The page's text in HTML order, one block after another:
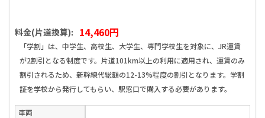
料金(片道換算): 14,460円
「学割」は、中学生、高校生、大学生、専門学校生を対象に、JR運賃
が2割引となる制度です。片道101km以上の利用に適用され、運賃のみ
割引されるため、新幹線代総額の12-13%程度の割引となります。学割
証を学校から発行してもらい、駅窓口で購入する必要があります。
車両